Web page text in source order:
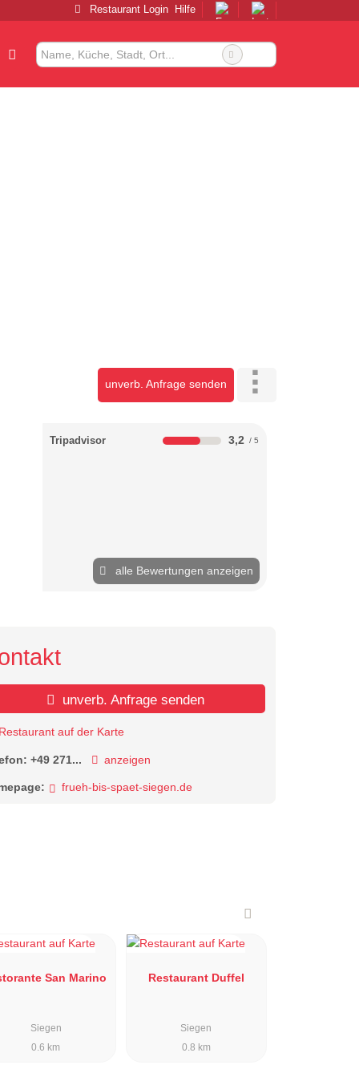
Restaurant Login Hilfe
unverb. Anfrage senden
Tripadvisor 3,2
alle Bewertungen anzeigen
unverb. Anfrage senden
Restaurant auf der Karte
+49 271... anzeigen
frueh-bis-spaet-siegen.de
San Marino
Siegen
0.6 km
Restaurant Duffel
Siegen
0.8 km